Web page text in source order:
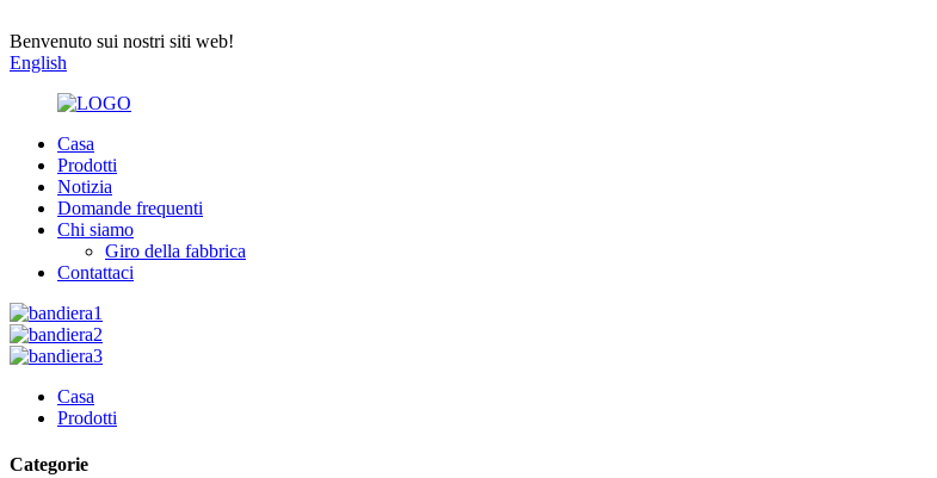
Benvenuto sui nostri siti web!
English
Casa
Prodotti
Notizia
Domande frequenti
Chi siamo
Giro della fabbrica
Contattaci
Casa
Prodotti
Categorie